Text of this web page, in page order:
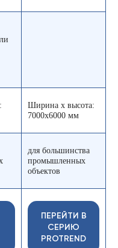
Ширина х высота:
7000х6000 мм
для большинства
промышленных
объектов
ПЕРЕЙТИ В
СЕРИЮ
PROTREND